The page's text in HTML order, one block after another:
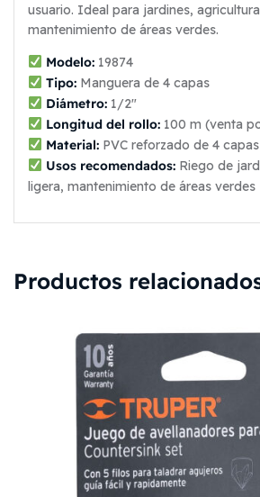
usuario. Ideal para jardines,
mantenimiento de áreas verdes.
Modelo:19874
Tipo:Manguera de 4 capas
Diámetro:1/2″
Longitud del rollo:100 m (venta
Material:PVC reforzado de 4 capas
Usos recomendados:Riego de
ligera, mantenimiento de áreas verdes
Productos